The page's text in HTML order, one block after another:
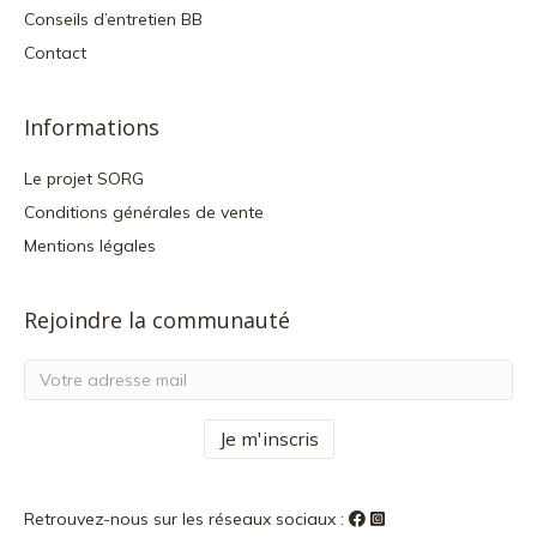
Conseils d’entretien BB
Contact
Informations
Le projet SORG
Conditions générales de vente
Mentions légales
Rejoindre la communauté
Retrouvez-nous sur les réseaux sociaux :